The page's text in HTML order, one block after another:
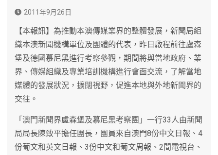
2011年9月26日
【本報訊】為推動本澳傳媒業界的整體發展，新聞局組
織本澳新聞機構單位及團體的代表，昨日啟程前往盧森
堡及德國慕尼黑進行考察參觀，期間將與當地政府、業
界、傳媒組織及專業培訓機構進行會面交流，了解當地
媒體的發展狀況，擴闊視野，促進本地與外地新聞界的
交往。
「澳門新聞界盧森堡及慕尼黑考察團」一行33人由新聞
局局長陳致平擔任團長，團員來自澳門8份中文日報、4
份葡文和英文日報、3份中文和葡文周報、2間電視台、